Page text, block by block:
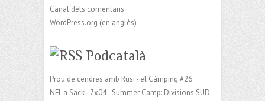
Canal dels comentaris
WordPress.org (en anglès)
Podcatalà
Prou de cendres amb Rusi - el Càmping #26
NFL a Sack - 7x04 - Summer Camp: Divisions SUD